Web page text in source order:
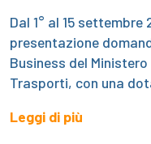
Dal 1° al 15
presentazione
Business del
Trasporti, con una
Leggi di più